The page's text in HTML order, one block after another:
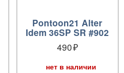
Pontoon21 Alter
Idem 36SP SR #902
490
нет в наличии